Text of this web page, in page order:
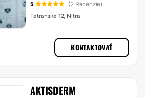
5
(2 Recenzie)
Fatranská 12, Nitra
KONTAKTOVAŤ
AKTISDERM